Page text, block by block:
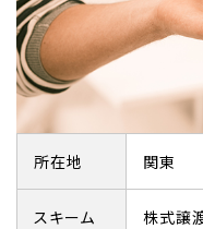
所在地 関東
スキーム 株式譲